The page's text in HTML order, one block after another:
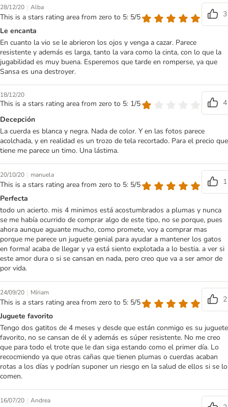
28/12/20 | Alba
This is a stars rating area from zero to 5: 5/5
3
Le encanta
En cuanto la vio se le abrieron los ojos y venga a cazar. Parece
resistente y además es larga, tanto la vara como la cinta, con lo que la
jugabilidad es muy buena. Esperemos que tarde en romperse, ya que
Sansa es una destroyer.
18/12/20
This is a stars rating area from zero to 5: 1/5
4
Decepción
La cuerda es blanca y negra. Nada de color. Y en las fotos parece
acolchada, y en realidad es un trozo de tela recortado. Para el precio que
tiene me parece un timo. Una lástima.
20/10/20 | manuela
This is a stars rating area from zero to 5: 5/5
1
Perfecta
todo un acierto. mis 4 minimos está acostumbrados a plumas y nunca
se me había ocurrido de comprar algo de este tipo, no se porque, pues
ahora aunque aguante mucho, como promete, voy a comprar mas
porque me parece un juguete genial para ayudar a mantener los gatos
en forma! acaba de llegar y ya está siento explotada a lo bestia. a ver si
este amor dura o si se cansan en nada, pero creo que va a ser amor de
por vida.
24/09/20 | Míriam
This is a stars rating area from zero to 5: 5/5
2
Juguete favorito
Tengo dos gatitos de 4 meses y desde que están conmigo es su juguete
favorito, no se cansan de él y además es súper resistente. No me creo
que para todo el trote que le dan siga estando como el primer día. Lo
recocmiendo ya que otras cañas que tienen plumas o cuerdas acaban
rotas a los días y podrían suponer un riesgo en la salud de ellos si se lo
comen.
16/07/20 | Andrea